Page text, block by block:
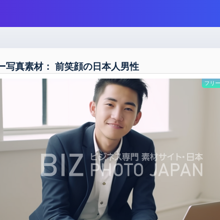
写真素材： 前笑顔の日本人男性
フリ